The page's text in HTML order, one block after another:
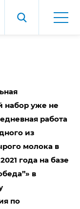
набор уже не
работа
из
молока в
года на базе
в
по